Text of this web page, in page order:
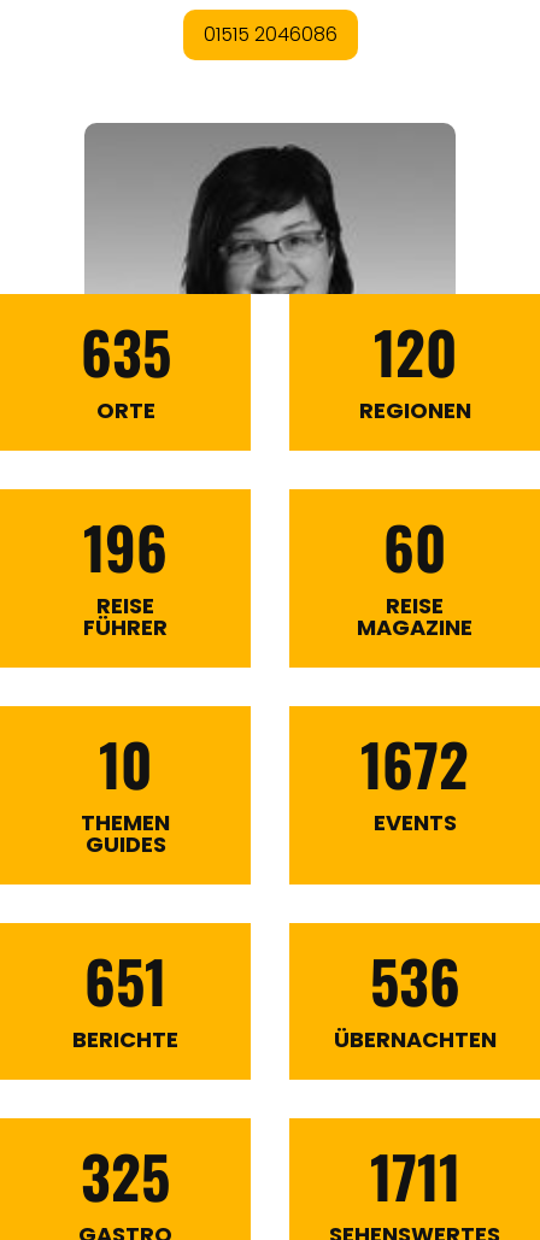
635
ORTE
120
REGIONEN
196
REISE
FÜHRER
60
REISE
MAGAZINE
10
THEMEN
GUIDES
1672
EVENTS
651
BERICHTE
536
ÜBERNACHTEN
325
GASTRO
1711
SEHENSWERTES